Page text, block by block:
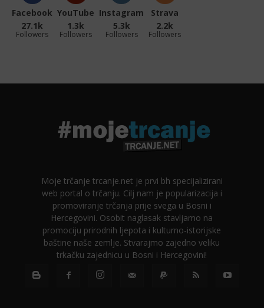
Facebook
27.1k
Followers
YouTube
1.3k
Followers
Instagram
5.3k
Followers
Strava
2.2k
Followers
Moje trčanje trcanje.net je prvi bh specijalizirani
web portal o trčanju. Cilj nam je popularizacija i
promoviranje trčanja prije svega u Bosni i
Hercegovini. Osobit naglasak stavljamo na
promociju prirodnih ljepota i kulturno-istorijske
baštine naše zemlje. Stvarajmo zajedno veliku
trkačku zajednicu u Bosni i Hercegovini!